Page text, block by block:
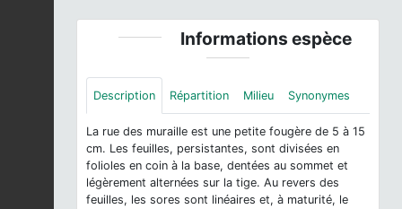
Informations espèce
Description Répartition Milieu Synonymes
La rue des muraille est une petite fougère de 5 à 15
cm. Les feuilles, persistantes, sont divisées en
folioles en coin à la base, dentées au sommet et
légèrement alternées sur la tige. Au revers des
feuilles, les sores sont linéaires et, à maturité, le